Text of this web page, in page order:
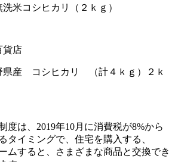
米コシヒカリ（２ｋｇ）
貨店
県産 コシヒカリ （計４ｋｇ）２ｋ
度は、2019年10月に消費税が8%から
タイミングで、住宅を購入する、
ムすると、さまざまな商品と交換でき